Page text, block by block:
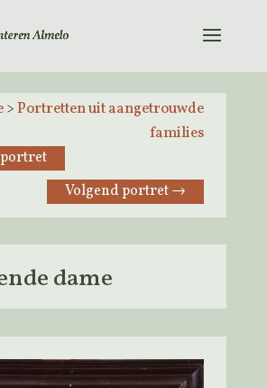
>Portretten uit aangetrouwde
families
Volgend portret→
dame